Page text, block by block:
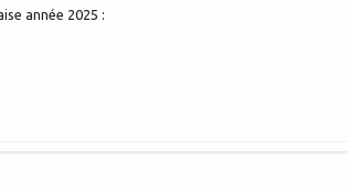
année 2025 :